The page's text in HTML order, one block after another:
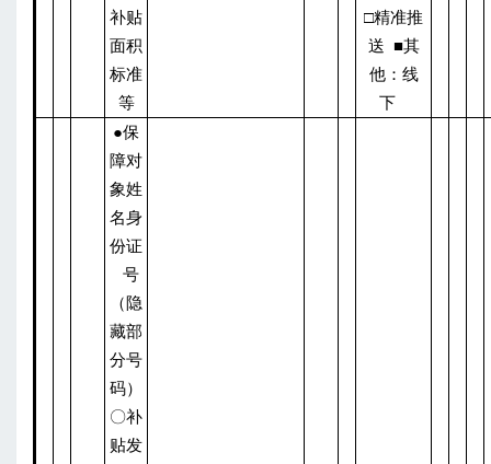
补贴
面积
标准
等
□精准推
送 ■其
他：线
下
●保
障对
象姓
名身
份证
号
（隐
藏部
分号
码）
〇补
贴发